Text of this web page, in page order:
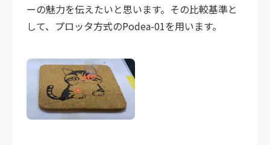
ーの魅力を伝えたいと思います。その比較基準と
して、プロッタ方式のPodea-01を用います。